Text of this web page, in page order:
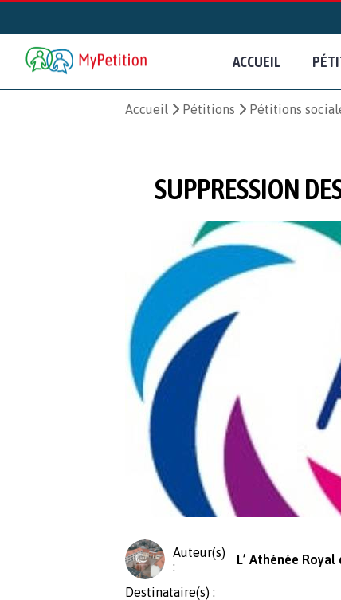
ACCUEIL
Accueil Pétitions Pétitions
SUPPRESSION
Auteur(s)
:
L’ Athénée Royal
Destinataire(s) :